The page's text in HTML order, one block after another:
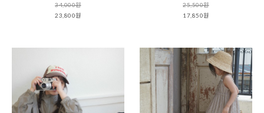
34,000원
23,800원
25,500원
17,850원